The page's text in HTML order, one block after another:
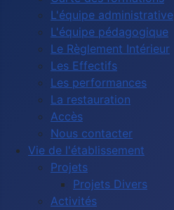
L'équipe administrative
L'équipe pédagogique
Le Règlement Intérieur
Les Effectifs
Les performances
La restauration
Accès
Nous contacter
Vie de l'établissement
Projets
Projets Divers
Activités